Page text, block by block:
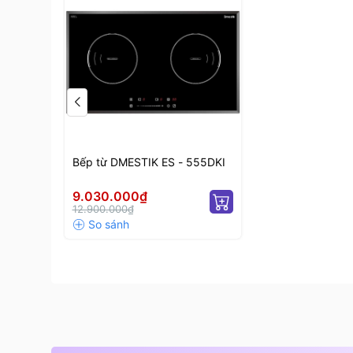
Bếp với thiết kế sang trọng hiện đại sẽ mang
tạo cho bạn cảm giác thoải mái nhất khi nấu
Bếp từ DMESTIK ES - 555DKI
9.030.000₫
12.900.000₫